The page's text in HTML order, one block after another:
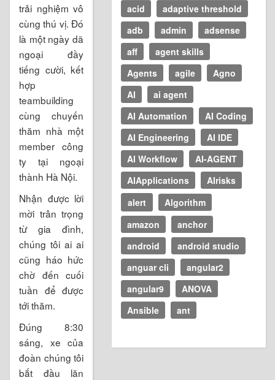
trải nghiệm vô
cùng thú vị. Đó
là một ngày dã
ngoại đầy
tiếng cười, kết
hợp
teambuilding
cùng chuyến
thăm nhà một
member công
ty tại ngoại
thành Hà Nội.
Nhận được lời
mời trân trọng
từ gia đình,
chúng tôi ai ai
cũng háo hức
chờ đến cuối
tuần để được
tới thăm.
Đúng 8:30
sáng, xe của
đoàn chúng tôi
bắt đầu lăn
acid
adaptive threshold
adb
admin
adsense
aff
agent skills
Agents
agile
Agno
AI
ai agent
AI Automation
AI Coding
AI Engineering
AI IDE
AI Workflow
AI-AGENT
AIApplications
AIrisks
alert
Algorithm
amazon
anchor
android
android studio
anguar cli
angular2
angular9
ANOVA
Ansible
ant